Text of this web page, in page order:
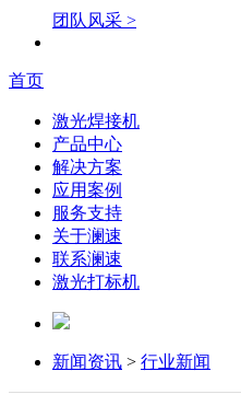
团队风采 >
首页
激光焊接机
产品中心
解决方案
应用案例
服务支持
关于澜速
联系澜速
激光打标机
新闻资讯 > 行业新闻